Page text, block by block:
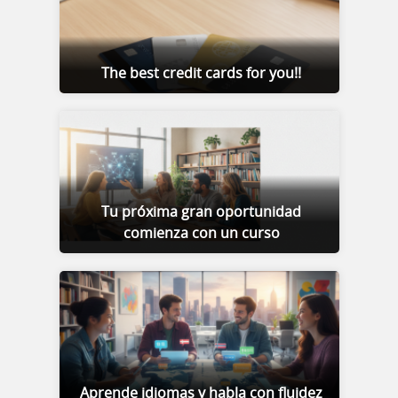
The best credit cards for you!!
Tu próxima gran oportunidad
comienza con un curso
Aprende idiomas y habla con fluidez